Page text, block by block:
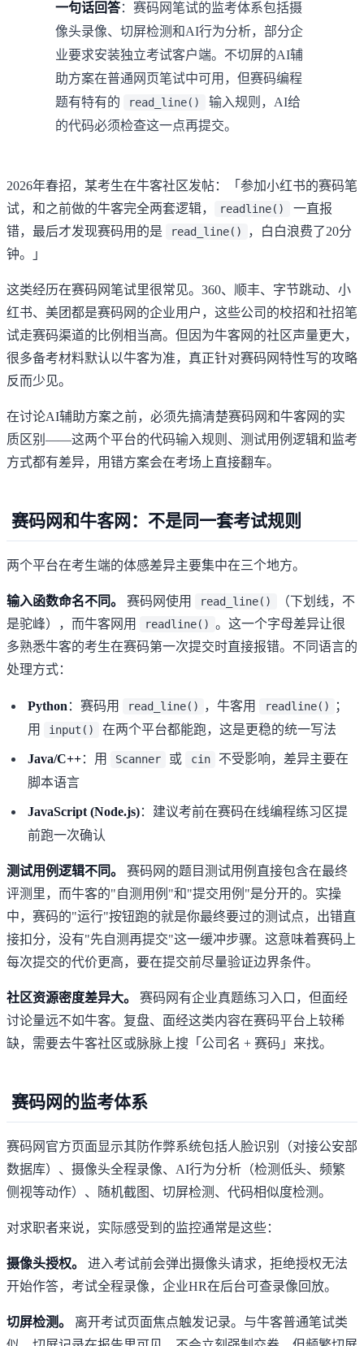
一句话回答：赛码网笔试的监考体系包括摄
像头录像、切屏检测和AI行为分析，部分企
业要求安装独立考试客户端。不切屏的AI辅
助方案在普通网页笔试中可用，但赛码编程
题有特有的
read_line()
输入规则，AI给
的代码必须检查这一点再提交。
2026年春招，某考生在牛客社区发帖：「参加小红书的赛码笔
试，和之前做的牛客完全两套逻辑，
readline()
一直报
错，最后才发现赛码用的是
read_line()
，白白浪费了20分
钟。」
这类经历在赛码网笔试里很常见。360、顺丰、字节跳动、小
红书、美团都是赛码网 的企业用户，这些公司的校招和社招笔
试走赛码渠道的比例相当高。但因为牛客网的社区声量更大，
很多备考材料默认以牛客为准，真正针对赛码网特性写的攻略
反而少见。
在讨论AI辅助方案之前，必须先搞清楚赛码网和牛客网的实
质区别——这两个平台的代码输入规则、测试用例逻辑和监考
方式都有差异，用错方案会在考场上直接翻车。
赛码网和牛客网：不是同一套考试规则
两个平台在考生端的体感差异主要集中在三个地方。
输入函数命名不同。 赛码网使用 read_line()
（下划线，不
是驼峰），而牛客网用
readline() 。这一个字母差异让很
多熟悉牛客的考生在赛码第一次提交时直接报错。不同语言的
处理方式：
Python ：赛码用 read_line() ，牛客用 readline()
；
用
input() 在两个平台都能跑，这是更稳的统一写法
Java/C++：用 Scanner 或 cin
不受影响，差异主要在
脚本语言
JavaScript (Node.js)：建议考前在赛码在线编程练习区提
前跑一次确认
测试用例逻辑不同。
赛码网的题目测试用例直接包含在最终
评测里，而牛客的"自测用例"和"提交用例"是分开的。实操
中，赛码的"运行"按钮跑的就是你最终要过的测试点，出错直
接扣分，没有"先自测再提交"这一缓冲步骤。这意味着赛码上
每次提交的代价更高，要在提交前尽量验证边界条件。
社区资源密度差异大。
赛码网有企业真题练习入口，但面经
讨论量远不如牛客。复盘、面经这类内容在赛码平台上较稀
缺，需要去牛客社区或脉脉上搜「公司名 + 赛码」来找。
赛码网的监考体系
赛码网官方页面显示其防作弊系统包括人脸识别（对接公安部
数据库）、摄像头全程录像、AI行为分析（检测低头、频繁
侧视等动作）、随机截图、切屏检测、代码相似度检测。
对求职者来说，实际感受到的监控通常是这些：
摄像头授权。
进入考试前会弹出摄像头请求，拒绝授权无法
开始作答，考试全程录像，企业HR在后台可查录像回放。
切屏检测。
离开考试页面焦点触发记录。与牛客普通笔试类